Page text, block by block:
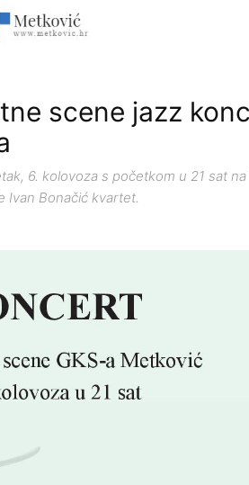
scene jazz
6. kolovoza s početkom u 21 sat na
Ivan Bonačić kvartet.